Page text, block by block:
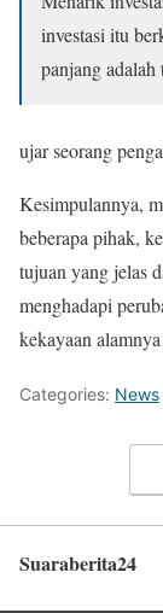
investasi itu
panjang adalah
ujar seorang
Kesimpulannya,
beberapa pihak,
tujuan yang jelas
menghadapi
kekayaan
Categories: News
Suaraberita24